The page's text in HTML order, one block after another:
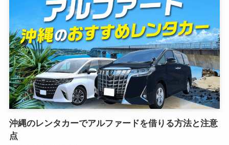
沖縄のレンタカーでアルファードを借りる方法と注意
点